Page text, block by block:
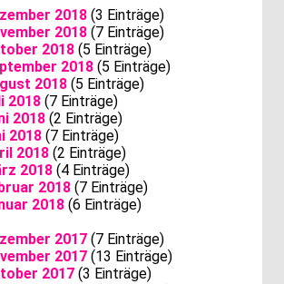
2018 (3 Einträge)
2018 (7 Einträge)
2018 (5 Einträge)
2018 (5 Einträge)
2018 (5 Einträge)
2018 (7 Einträge)
2018 (2 Einträge)
2018 (7 Einträge)
2018 (2 Einträge)
2018 (4 Einträge)
2018 (7 Einträge)
2018 (6 Einträge)
2017 (7 Einträge)
2017 (13 Einträge)
2017 (3 Einträge)